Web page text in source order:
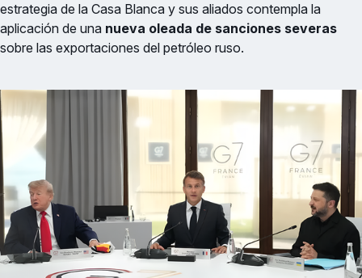
estrategia de la Casa Blanca y sus aliados contempla la
aplicación de una nueva oleada de sanciones severas
sobre las exportaciones del petróleo ruso.